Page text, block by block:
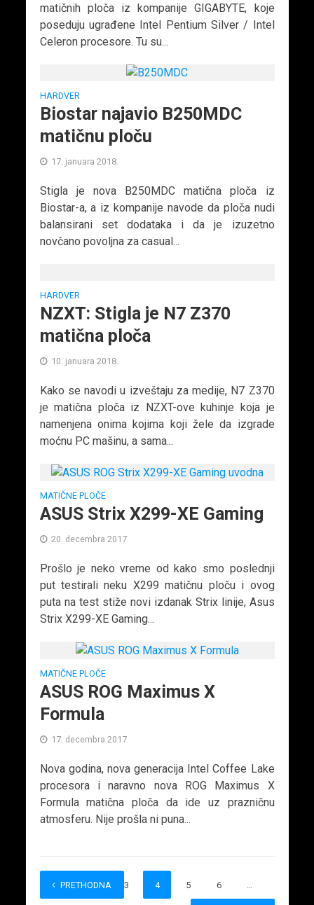
matičnih ploča iz kompanije GIGABYTE, koje
poseduju ugrađene Intel Pentium Silver / Intel
Celeron procesore. Tu su...
HARDVER
Biostar najavio B250MDC
matičnu ploču
17. januara 2018.
Stigla je nova B250MDC matična ploča iz
Biostar-a, a iz kompanije navode da ploča nudi
balansirani set dodataka i da je izuzetno
novčano povoljna za casual...
HARDVER
NZXT: Stigla je N7 Z370
matična ploča
10. januara 2018.
Kako se navodi u izveštaju za medije, N7 Z370
je matična ploča iz NZXT-ove kuhinje koja je
namenjena onima kojima koji žele da izgrade
moćnu PC mašinu, a sama...
MATIČNE PLOČE
ASUS Strix X299-XE Gaming
20. decembra 2017.
Prošlo je neko vreme od kako smo poslednji
put testirali neku X299 matičnu ploču i ovog
puta na test stiže novi izdanak Strix linije, Asus
Strix X299-XE Gaming...
MATIČNE PLOČE
ASUS ROG Maximus X
Formula
17. decembra 2017.
Nova godina, nova generacija Intel Coffee Lake
procesora i naravno nova ROG Maximus X
Formula matična ploča da ide uz prazničnu
atmosferu. Nije prošla ni puna...
PRETHODNA
1 2 3 4 5 6